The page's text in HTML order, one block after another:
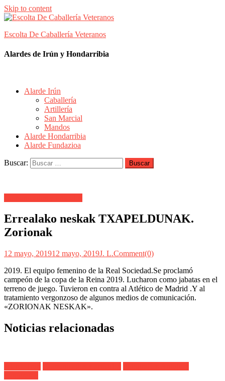
Skip to content
Escolta De Caballería Veteranos
Alardes de Irún y Hondarribia
Alarde Irún
Caballería
Artillería
San Marcial
Mandos
Alarde Hondarribia
Alarde Fundazioa
Buscar:
Errealako neskak TXAPELDUNAK.
Zorionak
12 mayo, 201912 mayo, 2019J. L.Comment(0)
2019. El equipo femenino de la Real Sociedad.Se proclamó
campeón de la copa de la Reina 2019. Lucharon como jabatas en el
terreno de juego. Tuvieron en contra al Atlético de Madrid .Y al
tratamiento vergonzoso de algunos medios de comunicación.
«ZORIONAK NESKAK».
Noticias relacionadas